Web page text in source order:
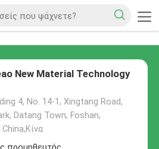
New Material Technology
4, No. 14-1, Xingtang Road,
Datang Town, Foshan,